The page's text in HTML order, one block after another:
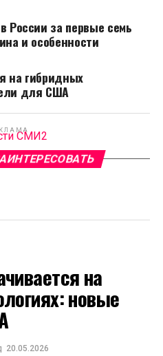
России за первые семь
и особенности
на гибридных
для США
СМИ2
на
новые
20.05.2026